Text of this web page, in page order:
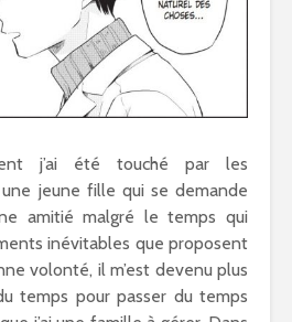
j’ai été touché par les
jeune fille qui se demande
amitié malgré le temps qui
inévitables que proposent
volonté, il m’est devenu plus
temps pour passer du temps